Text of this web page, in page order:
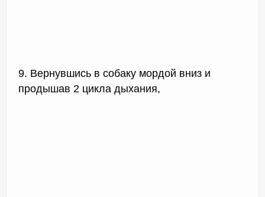
9. Вернувшись в собаку мордой вниз и
продышав 2 цикла дыхания,